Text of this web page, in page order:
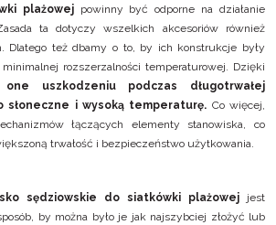
plażowejpowinny być odporne na działanie
ta dotyczy wszelkich akcesoriów również
Dlatego też dbamy o to, by ich konstrukcje były
rozszerzalności temperaturowej. Dzięki
uszkodzeniu podczas długotrwałej
słoneczne i wysoką temperaturę. Co więcej,
łączących elementy stanowiska, co
trwałość i bezpieczeństwo użytkowania.
sędziowskie do siatkówki plażowej jest
by można było je jak najszybciej złożyć lub